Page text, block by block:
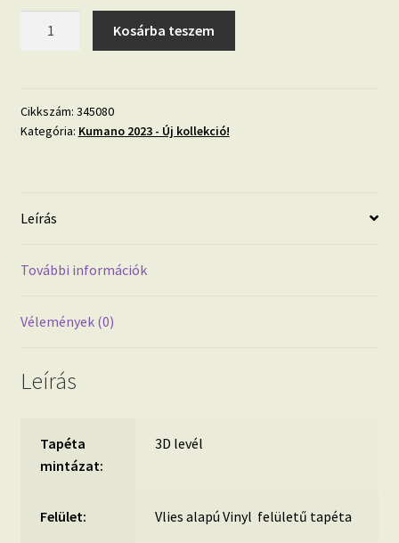
mintás
fémes
vlies
mennyiség
Kosárba teszem
Cikkszám: 345080
Kategória: Kumano 2023 - Új kollekció!
Leírás
További információk
Vélemények (0)
Leírás
Tapéta
mintázat:
3D levél
Felület: Vlies alapú Vinyl felületű tapéta